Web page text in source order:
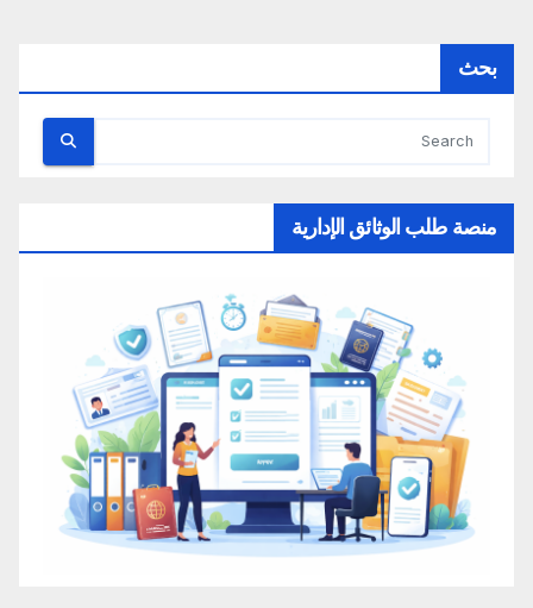
بحث
منصة طلب الوثائق الإدارية